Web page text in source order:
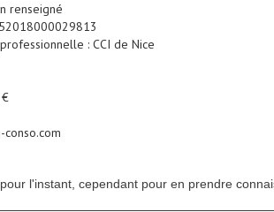
renseigné
: CCI de Nice
l'instant, cependant pour en prendre